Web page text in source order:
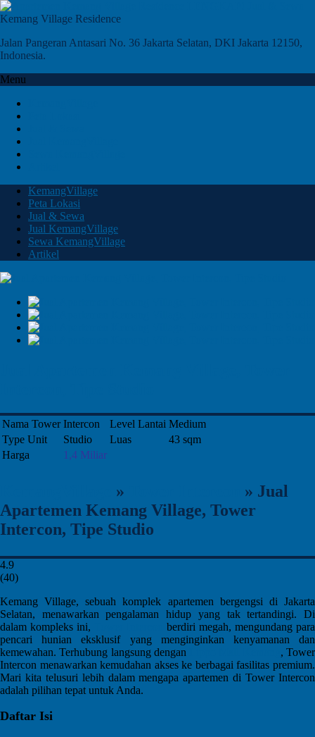
Kemang Village Residence
Jalan Pangeran Antasari No. 36 Jakarta Selatan, DKI Jakarta 12150,
Indonesia.
Menu
KemangVillage
Peta Lokasi
Jual & Sewa
Jual KemangVillage
Sewa KemangVillage
Artikel
Nama Tower Intercon Level Lantai Medium
Type Unit
Studio Luas
43 sqm
Harga
1,4 Miliar
» » Jual
Apartemen Kemang Village, Tower
Intercon, Tipe Studio
4.9
(40)
Kemang Village, sebuah komplek apartemen bergengsi di Jakarta
Selatan, menawarkan pengalaman hidup yang tak tertandingi. Di
dalam kompleks ini,
berdiri megah, mengundang para
pencari hunian eksklusif yang menginginkan kenyamanan dan
kemewahan. Terhubung langsung dengan
, Tower
Intercon menawarkan kemudahan akses ke berbagai fasilitas premium.
Mari kita telusuri lebih dalam mengapa apartemen di Tower Intercon
adalah pilihan tepat untuk Anda.
Daftar Isi